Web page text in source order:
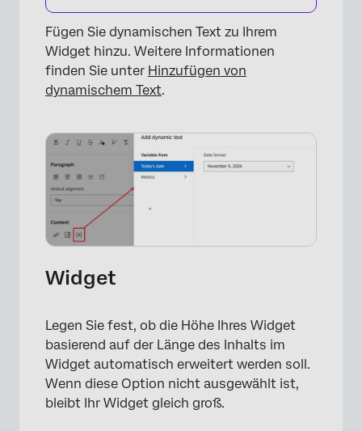
×
×
Fügen Sie dynamischen Text zu Ihrem
Widget hinzu. Weitere Informationen
finden Sie unter Hinzufügen von
dynamischem Text.
Widget
Legen Sie fest, ob die Höhe Ihres Widget
basierend auf der Länge des Inhalts im
Widget automatisch erweitert werden soll.
Wenn diese Option nicht ausgewählt ist,
bleibt Ihr Widget gleich groß.